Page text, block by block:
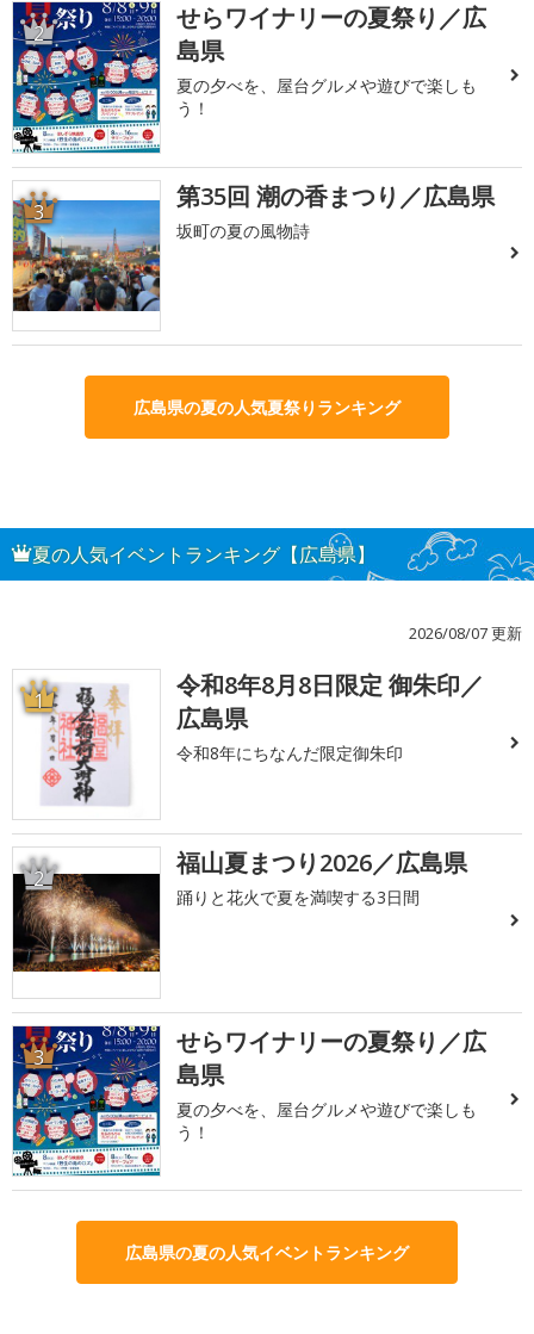
2
せらワイナリーの夏祭り／広
島県
夏の夕べを、屋台グルメや遊びで楽しも
う！
3 第35回 潮の香まつり／広島県
坂町の夏の風物詩
広島県の夏の人気夏祭りランキング
夏の人気イベントランキング【広島県】
2026/08/07 更新
1
令和8年8月8日限定 御朱印／
広島県
令和8年にちなんだ限定御朱印
2 福山夏まつり2026／広島県
踊りと花火で夏を満喫する3日間
3
せらワイナリーの夏祭り／広
島県
夏の夕べを、屋台グルメや遊びで楽しも
う！
広島県の夏の人気イベントランキング